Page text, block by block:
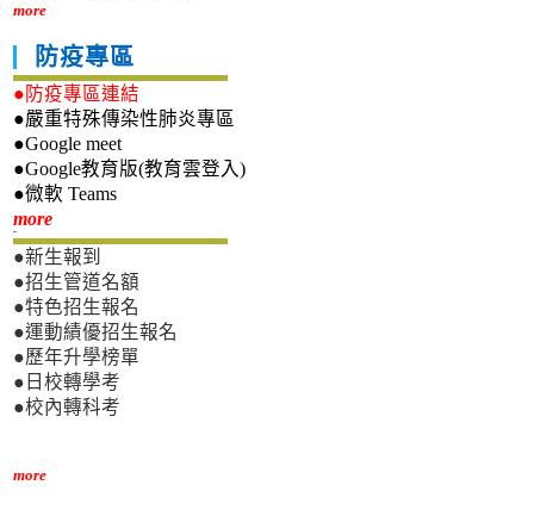
more
防疫專區
●防疫專區連結
●嚴重特殊傳染性肺炎專區
●Google meet
●Google教育版(教育雲登入)
●微軟 Teams
more新生專區
●新生報到
●招生管道名額
●特色招生報名
●運動績優招生報名
●歷年升學榜單
●日校轉學考
●校內轉科考
more